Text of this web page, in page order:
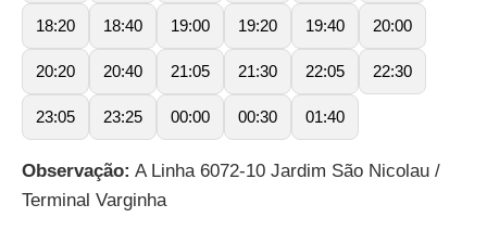
18:20 18:40 19:00 19:20 19:40 20:00
20:20 20:40 21:05 21:30 22:05 22:30
23:05 23:25 00:00 00:30 01:40
Observação: A Linha 6072-10 Jardim São Nicolau /
Terminal Varginha